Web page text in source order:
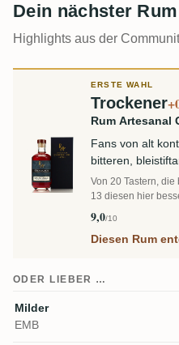
Dein nächster Rum
Highlights aus der
ERSTE WAHL
Trockener
Rum Artesanal
Fans von alt
bitteren,
Von 20 Tastern,
13 diesen hier
9,0/10
Diesen Rum
ODER LIEBER …
Milder
EMB